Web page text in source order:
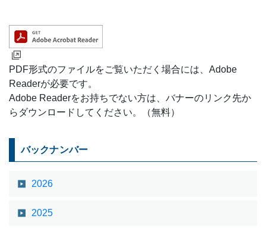
PDF形式のファイルをご覧いただく場合には、Adobe
Readerが必要です。
Adobe Readerをお持ちでない方は、バナーのリンク先か
らダウンロードしてください。（無料）
バックナンバー
2026
2025